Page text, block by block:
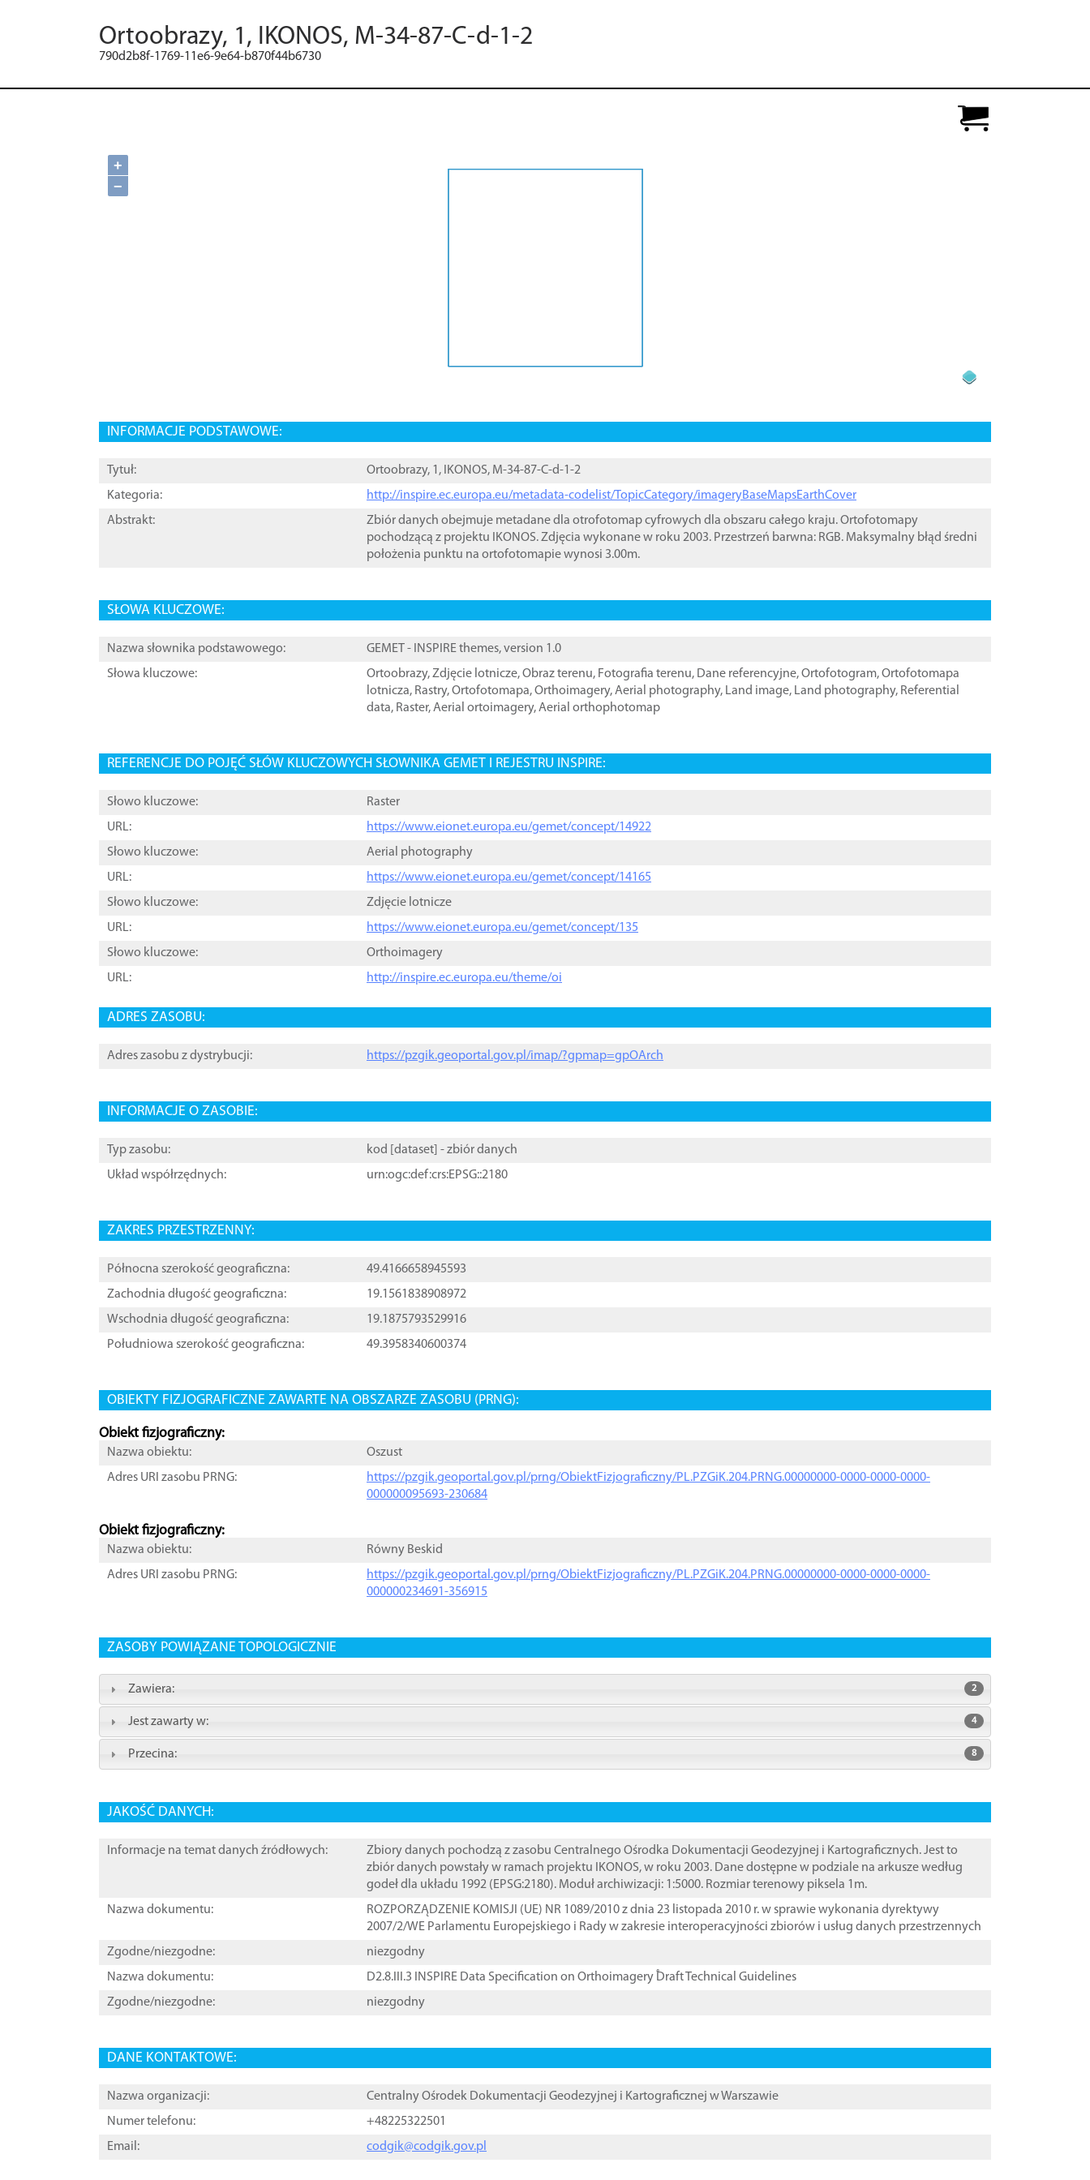
Ortoobrazy, 1, IKONOS, M-34-87-C-d-1-2
790d2b8f-1769-11e6-9e64-b870f44b6730
+
−
INFORMACJE PODSTAWOWE:
Tytuł:
Ortoobrazy, 1, IKONOS, M-34-87-C-d-1-2
Kategoria:
http://inspire.ec.europa.eu/metadata-codelist/TopicCategory/imageryBaseMapsEarthCover
Abstrakt:
Zbiór danych obejmuje metadane dla otrofotomap cyfrowych dla obszaru całego kraju. Ortofotomapy
pochodzącą z projektu IKONOS. Zdjęcia wykonane w roku 2003. Przestrzeń barwna: RGB. Maksymalny błąd średni
położenia punktu na ortofotomapie wynosi 3.00m.
SŁOWA KLUCZOWE:
Nazwa słownika podstawowego:
GEMET - INSPIRE themes, version 1.0
Słowa kluczowe:
Ortoobrazy,Zdjęcie lotnicze,Obraz terenu, Fotografia terenu, Dane referencyjne,Ortofotogram,Ortofotomapa
lotnicza, Rastry,Ortofotomapa,Orthoimagery,Aerial photography, Land image, Land photography, Referential
data, Raster,Aerial ortoimagery,Aerial orthophotomap
REFERENCJE DO POJĘĆ SŁÓW KLUCZOWYCH SŁOWNIKA GEMET I REJESTRU INSPIRE:
Słowo kluczowe:
Raster
URL:
https://www.eionet.europa.eu/gemet/concept/14922
Słowo kluczowe:
Aerial photography
URL:
https://www.eionet.europa.eu/gemet/concept/14165
Słowo kluczowe:
Zdjęcie lotnicze
URL:
https://www.eionet.europa.eu/gemet/concept/135
Słowo kluczowe:
Orthoimagery
URL:
http://inspire.ec.europa.eu/theme/oi
ADRES ZASOBU:
Adres zasobu z dystrybucji: https://pzgik.geoportal.gov.pl/imap/?gpmap=gpOArch
INFORMACJE O ZASOBIE:
Typ zasobu: kod [ dataset ] - zbiór danych
Układ współrzędnych:
urn:ogc:def:crs:EPSG::2180
ZAKRES PRZESTRZENNY:
Północna szerokość geograficzna:
49.4166658945593
Zachodnia długość geograficzna:
19.1561838908972
Wschodnia długość geograficzna:
19.1875793529916
Południowa szerokość geograficzna:
49.3958340600374
OBIEKTY FIZJOGRAFICZNE ZAWARTE NA OBSZARZE ZASOBU (PRNG):
Obiekt fizjograficzny:
Nazwa obiektu:
Oszust
Adres URI zasobu PRNG:
https://pzgik.geoportal.gov.pl/prng/ObiektFizjograficzny/PL.PZGiK.204.PRNG.00000000-0000-0000-0000-
000000095693-230684
Obiekt fizjograficzny:
Nazwa obiektu:
Równy Beskid
Adres URI zasobu PRNG:
https://pzgik.geoportal.gov.pl/prng/ObiektFizjograficzny/PL.PZGiK.204.PRNG.00000000-0000-0000-0000-
000000234691-356915
ZASOBY POWIĄZANE TOPOLOGICZNIE
Zawiera: 2
Jest zawarty w: 4
Przecina: 8
JAKOŚĆ DANYCH:
Informacje na temat danych źródłowych:
Zbiory danych pochodzą z zasobu Centralnego Ośrodka Dokumentacji Geodezyjnej i Kartograficznych. Jest to
zbiór danych powstały w ramach projektu IKONOS, w roku 2003. Dane dostępne w podziale na arkusze według
godeł dla układu 1992 (EPSG:2180). Moduł archiwizacji: 1:5000. Rozmiar terenowy piksela 1m.
Nazwa dokumentu:
ROZPORZĄDZENIE KOMISJI (UE) NR 1089/2010 z dnia 23 listopada 2010 r. w sprawie wykonania dyrektywy
2007/2/WE Parlamentu Europejskiego i Rady w zakresie interoperacyjności zbiorów i usług danych przestrzennych
Zgodne/niezgodne:
niezgodny
Nazwa dokumentu:
D2.8.III.3 INSPIRE Data Specification on Orthoimagery ֠Draft Technical Guidelines
Zgodne/niezgodne:
niezgodny
DANE KONTAKTOWE:
Nazwa organizacji:
Centralny Ośrodek Dokumentacji Geodezyjnej i Kartograficznej w Warszawie
Numer telefonu:
+48225322501
Email:
codgik@codgik.gov.pl